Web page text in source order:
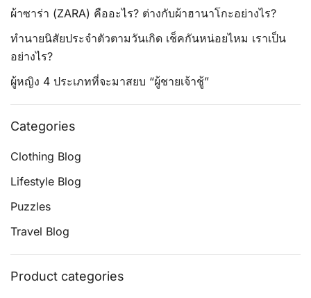
ผ้าซาร่า (ZARA) คืออะไร? ต่างกับผ้าฮานาโกะอย่างไร?
ทำนายนิสัยประจำตัวตามวันเกิด เช็คกันหน่อยไหม เราเป็น
อย่างไร?
ผู้หญิง 4 ประเภทที่จะมาสยบ “ผู้ชายเจ้าชู้”
Categories
Clothing Blog
Lifestyle Blog
Puzzles
Travel Blog
Product categories